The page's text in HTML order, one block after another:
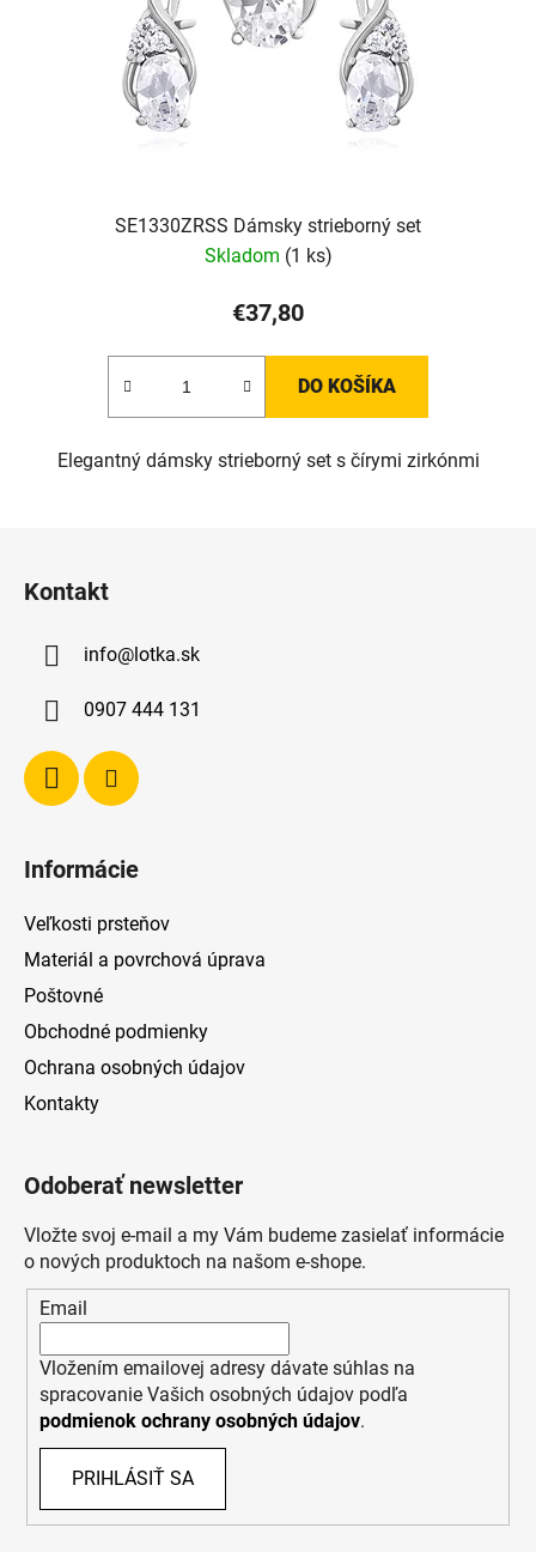
SE1330ZRSS Dámsky strieborný set
Skladom (1 ks)
€37,80
DO KOŠÍKA
Elegantný dámsky strieborný set s čírymi zirkónmi
Kontakt
info@lotka.sk
0907 444 131
Informácie
Veľkosti prsteňov
Materiál a povrchová úprava
Poštovné
Obchodné podmienky
Ochrana osobných údajov
Kontakty
Odoberať newsletter
Vložte svoj e-mail a my Vám budeme zasielať informácie
o nových produktoch na našom e-shope.
Email
Vložením emailovej adresy dávate súhlas na
spracovanie Vašich osobných údajov podľa
podmienok ochrany osobných údajov.
PRIHLÁSIŤ SA